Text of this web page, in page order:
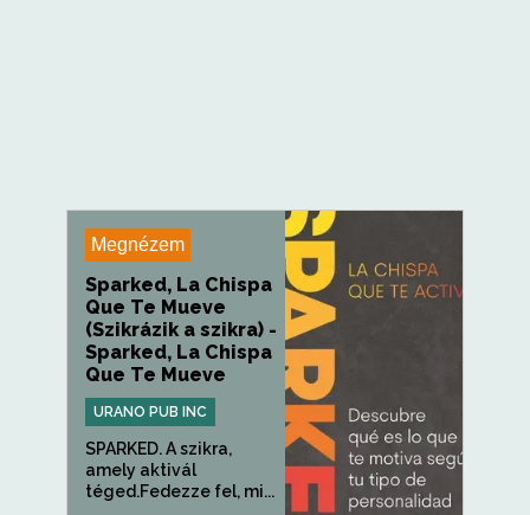
Megnézem
Sparked, La Chispa
Que Te Mueve
(Szikrázik a szikra) -
Sparked, La Chispa
Que Te Mueve
URANO PUB INC
SPARKED. A szikra,
amely aktivál
téged.Fedezze fel, mi...